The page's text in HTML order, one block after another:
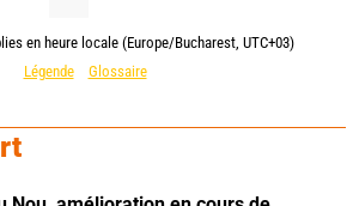
en heure locale (Europe/Bucharest, UTC+03)
Légende
Glossaire